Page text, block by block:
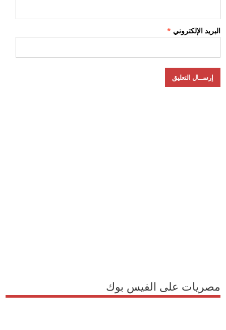
البريد الإلكتروني *
مصريات على الفيس بوك